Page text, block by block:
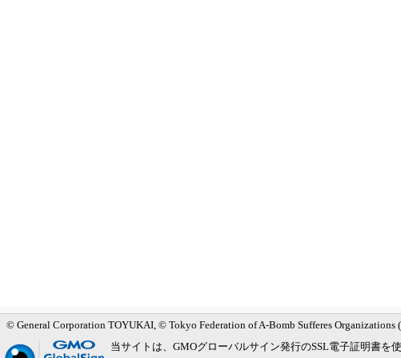
メインメニューへ
サブメニューへ
現在地ナビ（パンくずリスト）へ
本文の冒頭へ
ページの先頭へ
© General Corporation TOYUKAI, © Tokyo Federation of A-Bomb Sufferes Organizations
当サイトは、GMOグローバルサイン発行のSSL電子証明書を